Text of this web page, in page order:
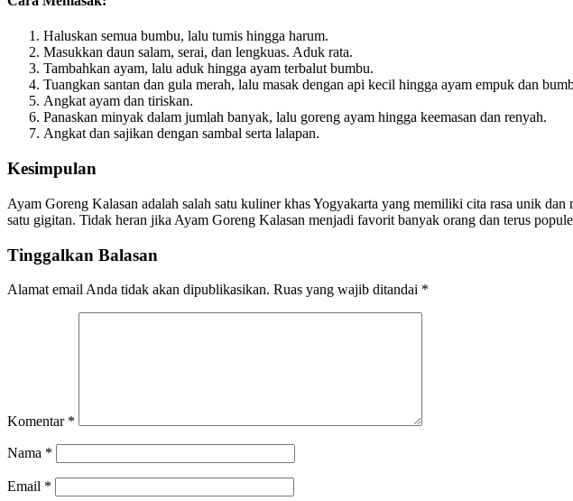
Haluskan semua bumbu, lalu tumis hingga harum.
Masukkan daun salam, serai, dan lengkuas. Aduk rata.
Tambahkan ayam, lalu aduk hingga ayam terbalut bumbu.
Tuangkan santan dan gula merah, lalu masak dengan api kecil hingga ayam empuk dan
Angkat ayam dan tiriskan.
Panaskan minyak dalam jumlah banyak, lalu goreng ayam hingga keemasan dan renyah.
Angkat dan sajikan dengan sambal serta lalapan.
Kesimpulan
Ayam Goreng Kalasan adalah salah satu kuliner khas Yogyakarta yang memiliki cita rasa unik
satu gigitan. Tidak heran jika Ayam Goreng Kalasan menjadi favorit banyak orang dan terus
Tinggalkan Balasan
Alamat email Anda tidak akan dipublikasikan. Ruas yang wajib ditandai *
Komentar *
Nama *
Email *